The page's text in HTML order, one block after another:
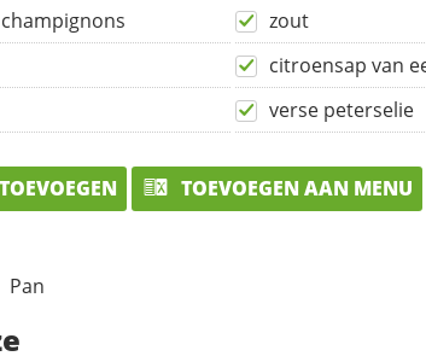
zout
citroensap van
verse peterselie
TOEVOEGEN AAN MENU
Pan